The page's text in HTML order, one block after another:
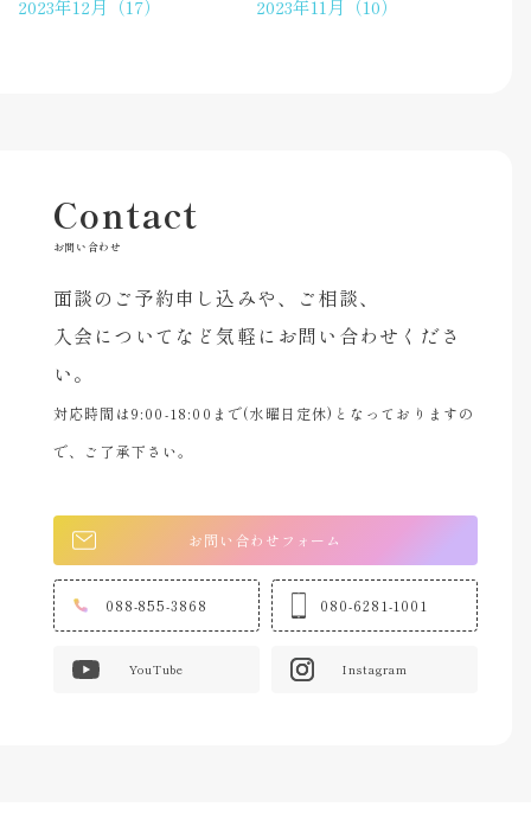
2023年12月（17）
2023年11月（10）
Contact
お問い合わせ
面談のご予約申し込みや、ご相談、
入会についてなど気軽にお問い合わせくださ
い。
対応時間は9:00-18:00まで(水曜日定休)となっておりますの
で、ご了承下さい。
お問い合わせフォーム
088-855-3868 080-6281-1001
YouTube Instagram